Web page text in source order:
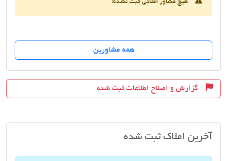
هیچ مشاور املاکی ثبت نشده!
همه مشاورین
گزارش و اصلاح اطلاعات ثبت شده
آخرین املاک ثبت شده